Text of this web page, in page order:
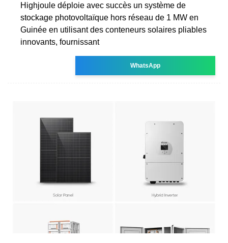
Highjoule déploie avec succès un système de
stockage photovoltaïque hors réseau de 1 MW en
Guinée en utilisant des conteneurs solaires pliables
innovants, fournissant
WhatsApp